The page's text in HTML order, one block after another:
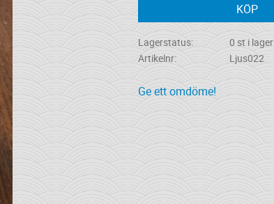
KÖP
Lagerstatus
0 st i lager
Artikelnr
Ljus022
Ge ett omdöme!